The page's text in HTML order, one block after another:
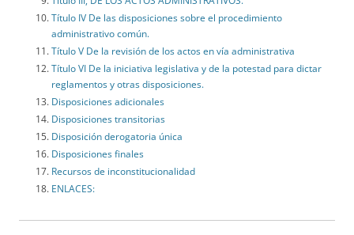
Título IV De las disposiciones sobre el procedimiento
administrativo común.
Título V De la revisión de los actos en vía administrativa
Título VI De la iniciativa legislativa y de la potestad para dictar
reglamentos y otras disposiciones.
Disposiciones adicionales
Disposiciones transitorias
Disposición derogatoria única
Disposiciones finales
Recursos de inconstitucionalidad
ENLACES: